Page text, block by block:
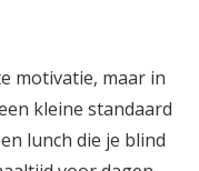
motivatie, maar in
kleine standaard
lunch die je blind